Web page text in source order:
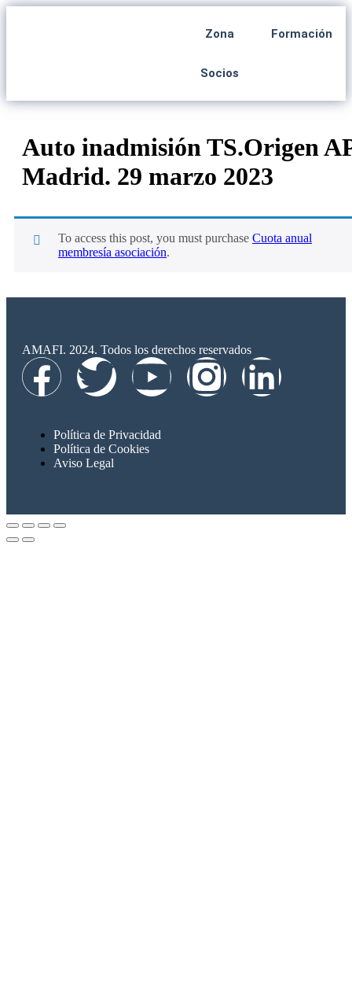
Zona
Socios
Formación
Auto inadmisión TS.Origen
Madrid. 29 marzo 2023
To access this post, you must purchase Cuota anual
membresía asociación.
AMAFI. 2024. Todos los derechos reservados
Política de Privacidad
Política de Cookies
Aviso Legal